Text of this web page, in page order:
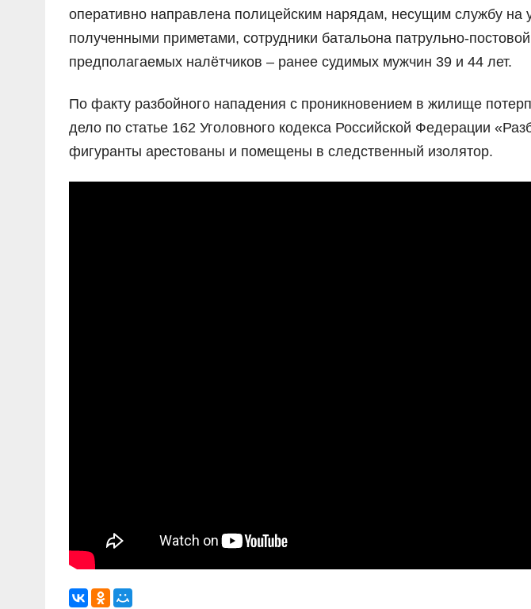
оперативно направлена полицейским нарядам, несущим службу на
полученными приметами, сотрудники батальона патрульно-
предполагаемых налётчиков – ранее судимых мужчин 39 и 44 лет.
По факту разбойного нападения с проникновением в жилище
дело по статье 162 Уголовного кодекса Российской Федерации
фигуранты арестованы и помещены в следственный изолятор.